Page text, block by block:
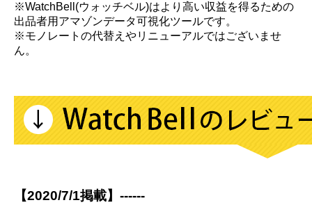
※WatchBell(ウォッチベル)はより高い収益を得るための
出品者用アマゾンデータ可視化ツールです。
※モノレートの代替えやリニューアルではございませ
ん。
【2020/7/1掲載】------